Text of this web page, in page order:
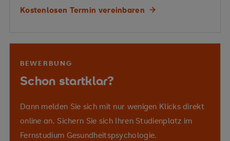
und schulische Rahmenbedingungen
Beurteilung von diagnostischen Instrumenten und
Fördermaßnahmen
Theorien der Mathematikdidaktik
pädagogische psychologische Modelle
Gestaltung
lernförderlicher Prozesse
Kostenlosen Termin vereinbaren
BEWERBUNG
Schon startklar?
Dann melden Sie sich mit nur wenigen Klicks direkt
online an. Sichern Sie sich Ihren Studienplatz im
Fernstudium Gesundheitspsychologie.